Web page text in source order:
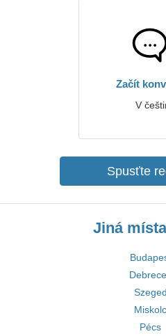
Začít
V
Spusťte
Jiná
Szeged
Miskolc
Pécs